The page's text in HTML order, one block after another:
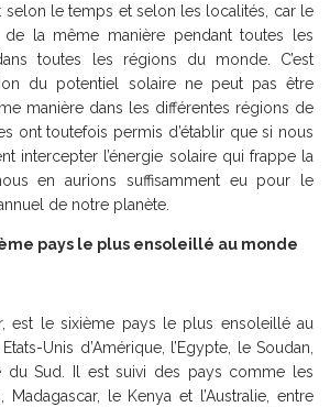
selon le temps et selon les localités, car le
la même manière pendant toutes les
toutes les régions du monde. C’est
du potentiel solaire ne peut pas être
manière dans les différentes régions de
ont toutefois permis d’établir que si nous
intercepter l’énergie solaire qui frappe la
en aurions suffisamment eu pour le
de notre planète.
pays le plus ensoleillé au monde
est le sixième pays le plus ensoleillé au
Unis d’Amérique, l’Egypte, le Soudan,
du Sud. Il est suivi des pays comme les
Madagascar, le Kenya et l’Australie, entre